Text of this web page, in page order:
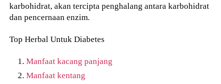
karbohidrat, akan tercipta penghalang antara karbohidrat
dan pencernaan enzim.
Top Herbal Untuk Diabetes
Manfaat kacang panjang
Manfaat kentang